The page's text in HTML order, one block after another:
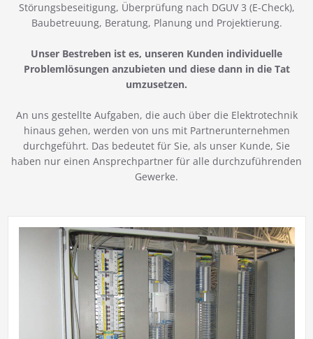
Störungsbeseitigung, Überprüfung nach DGUV 3 (E-Check),
Baubetreuung, Beratung, Planung und Projektierung.
Unser Bestreben ist es, unseren Kunden individuelle
Problemlösungen anzubieten und diese dann in die Tat
umzusetzen.
An uns gestellte Aufgaben, die auch über die Elektrotechnik
hinaus gehen, werden von uns mit Partnerunternehmen
durchgeführt. Das bedeutet für Sie, als unser Kunde, Sie
haben nur einen Ansprechpartner für alle durchzuführenden
Gewerke.